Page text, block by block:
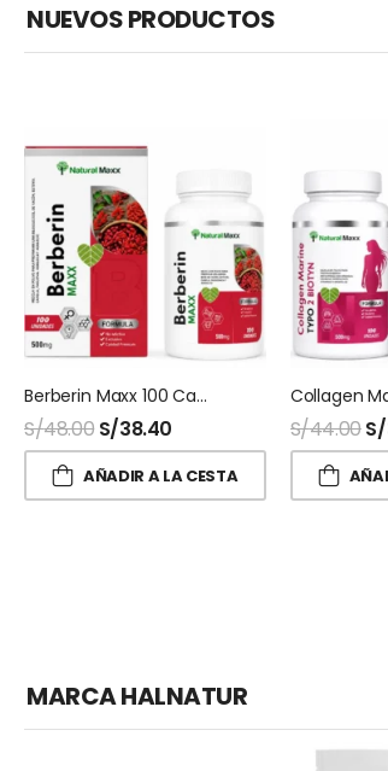
NUEVOS PRODUCTOS
Berberin Maxx 100 Capsulas Naturalmaxx
S/48.00 S/38.40
AÑADIR A LA CESTA
S/44.00S/
MARCA HALNATUR